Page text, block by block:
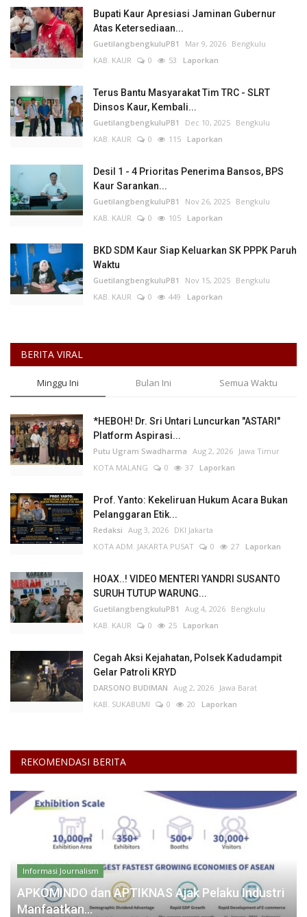
Bupati Kaur Apresiasi Jaminan Gubernur
Atas Ketersediaan...
GuetilangbengkuluPB1 Mar 9, 2026 Bengkulu
KAB. KAUR
0 53 Laporkan
Terus Bantu Masyarakat Tim TRC - SLRT
Dinsos Kaur, Kembali...
GuetilangbengkuluPB1 Dec 10, 2025 Bengkulu
KAB. KAUR
0 115 Laporkan
Desil 1 - 4 Prioritas Penerima Bansos, BPS
Kaur Sarankan...
GuetilangbengkuluPB1 Nov 26, 2025 Bengkulu
KAB. KAUR
0 105 Laporkan
BKD SDM Kaur Siap Keluarkan SK PPPK Paruh
Waktu
GuetilangbengkuluPB1 Nov 15, 2025 Bengkulu
KAB. KAUR
0 449 Laporkan
BERITA VIRAL
Minggu Ini Bulan Ini Semua Waktu
*HEBOH! Dr. Sri Untari Luncurkan "ASTARI"
Platform Aspirasi...
Putu Ugram Swadharma Aug 2, 2026 Jawa Timur
KOTA MALANG
0 37 Laporkan
Prof. Yanto: Kekeliruan Hukum Acara Bukan
Pelanggaran Etik...
Redaksi Aug 3, 2026 DKI Jakarta
KOTA ADM. JAKARTA PUSAT
0 27 Laporkan
HOAX..! VIDEO MENTERI YANDRI SUSANTO
SURUH TUTUP WARUNG...
GuetilangbengkuluPB1 Aug 4, 2026 Bengkulu
KAB. KAUR
0 25 Laporkan
Cegah Aksi Kejahatan, Polsek Kadudampit
Gelar Patroli KRYD
DARSONO BUDIMAN Aug 2, 2026 Jawa Barat
KAB. SUKABUMI
0 20 Laporkan
REKOMENDASI BERITA
Informasi Journalism
APKOMINDO dan APTIKNAS Ajak Pelaku Industri
Manfaatkan...